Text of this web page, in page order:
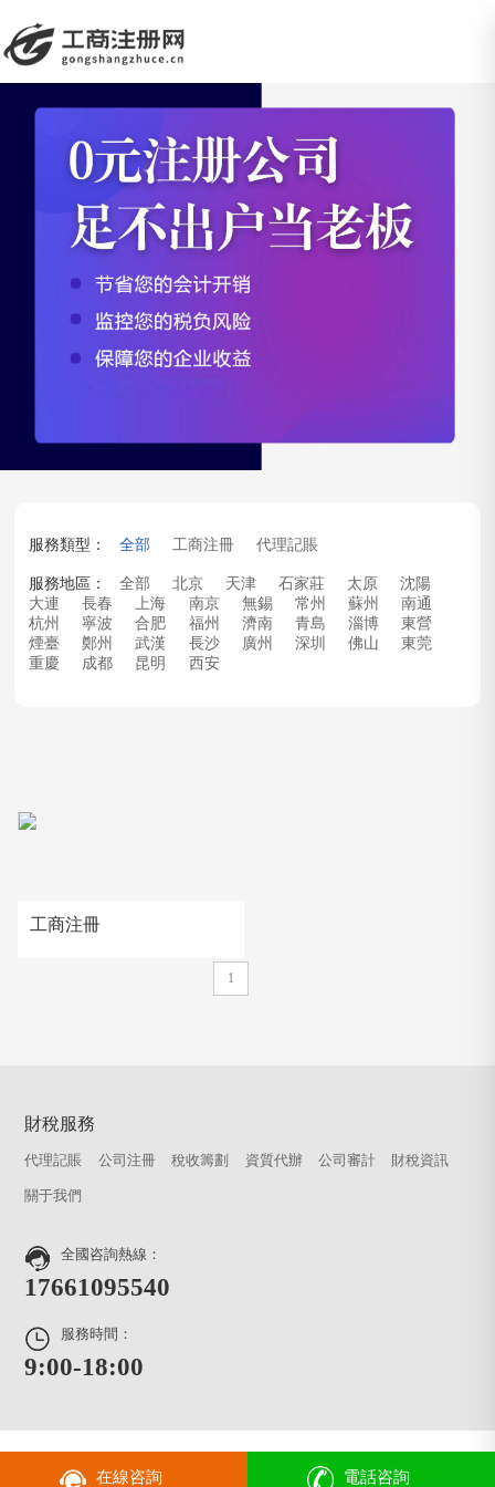
服務類型： 全部 工商注冊 代理記賬
服務地區： 全部 北京 天津 石家莊 太原
沈陽
大連
長春 上海 南京 無錫 常州 蘇州
南通
杭州
寧波 合肥 福州 濟南 青島 淄博
東營
煙臺
鄭州 武漢 長沙 廣州 深圳 佛山
東莞
重慶
成都 昆明 西安
工商注冊
1
財稅服務
代理記賬 公司注冊 稅收籌劃 資質代辦 公司審計 財稅資訊
關于我們
全國咨詢熱線：
17661095540
服務時間：
9:00-18:00
在線咨詢 電話咨詢